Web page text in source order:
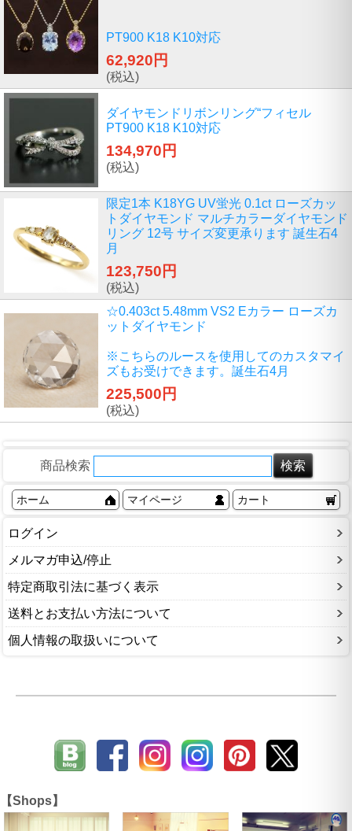
PT900 K18 K10対応
62,920円
(税込)
ダイヤモンドリボンリング“フィセル
PT900 K18 K10対応
134,970円
(税込)
限定1本 K18YG UV蛍光 0.1ct ローズカッ
トダイヤモンド マルチカラーダイヤモンド
リング 12号 サイズ変更承ります 誕生石4
月
123,750円
(税込)
☆0.403ct 5.48mm VS2 Eカラー ローズカ
ットダイヤモンド
※こちらのルースを使用してのカスタマイ
ズもお受けできます。誕生石4月
225,500円
(税込)
商品検索
ホーム マイページ カート
ログイン
メルマガ申込/停止
特定商取引法に基づく表示
送料とお支払い方法について
個人情報の取扱いについて
【Shops】